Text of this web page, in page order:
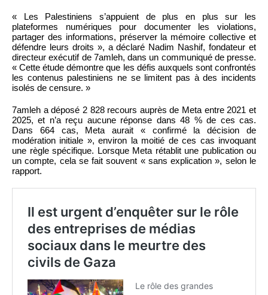
« Les Palestiniens s’appuient de plus en plus sur les
plateformes numériques pour documenter les violations,
partager des informations, préserver la mémoire collective et
défendre leurs droits », a déclaré Nadim Nashif, fondateur et
directeur exécutif de 7amleh, dans un communiqué de presse.
« Cette étude démontre que les défis auxquels sont confrontés
les contenus palestiniens ne se limitent pas à des incidents
isolés de censure. »
7amleh a déposé 2 828 recours auprès de Meta entre 2021 et
2025, et n’a reçu aucune réponse dans 48 % de ces cas.
Dans 664 cas, Meta aurait « confirmé la décision de
modération initiale », environ la moitié de ces cas invoquant
une règle spécifique. Lorsque Meta rétablit une publication ou
un compte, cela se fait souvent « sans explication », selon le
rapport.